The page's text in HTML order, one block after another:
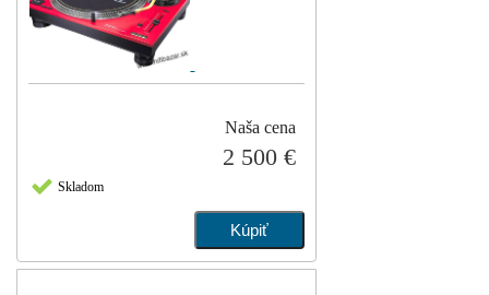
Naša cena
2 500 €
Skladom